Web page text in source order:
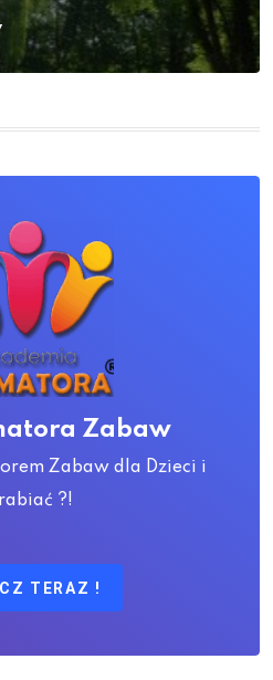
Zabaw
Zabaw dla Dzieci i
?!
TERAZ !